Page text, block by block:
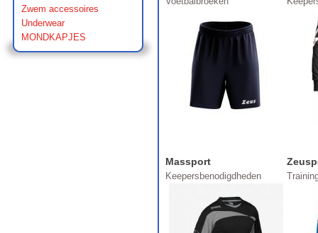
Zwem accessoires
Underwear
MONDKAPJES
Massport
Keepersbenodigdheden